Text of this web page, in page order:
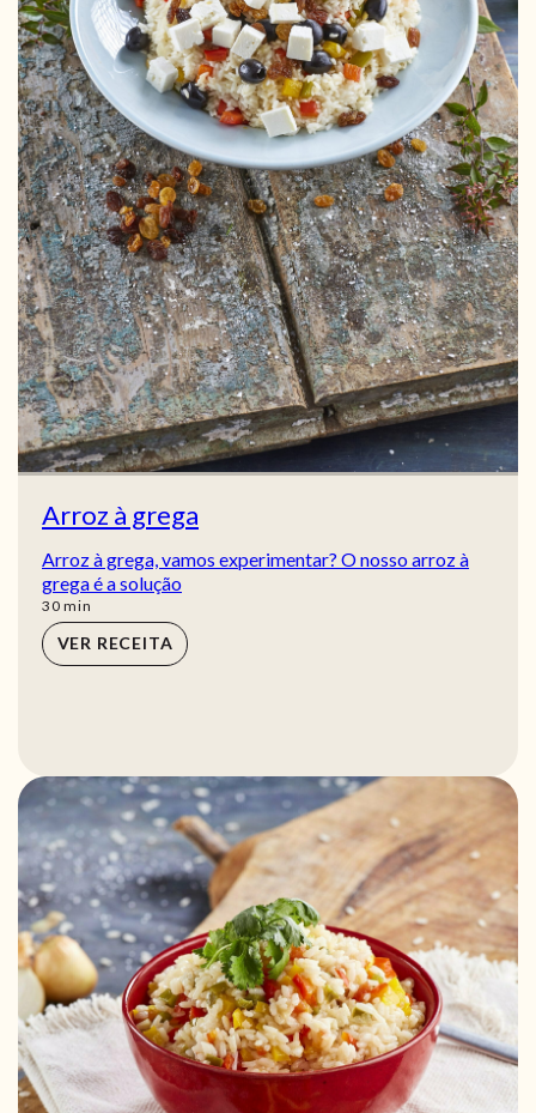
Arroz à grega
Arroz à grega, vamos experimentar? O nosso arroz à
grega é a solução
30min
min
VER RECEITA